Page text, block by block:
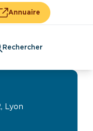
Annuaire
Rechercher
Lyon